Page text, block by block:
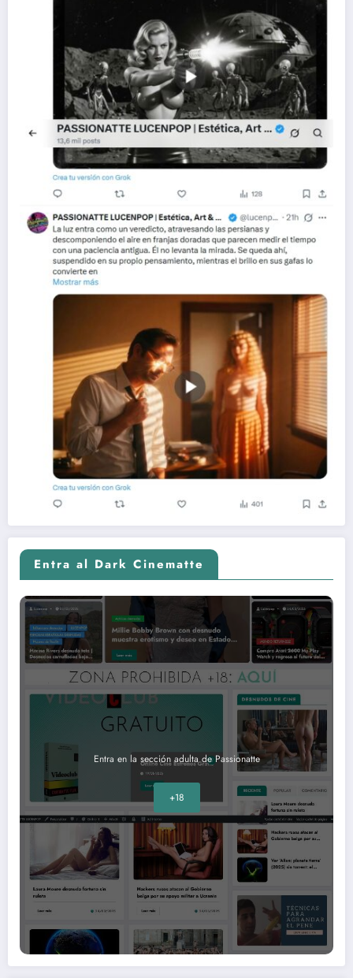
Entra al Dark Cinematte
Entra en la sección adulta de Passionatte
+18